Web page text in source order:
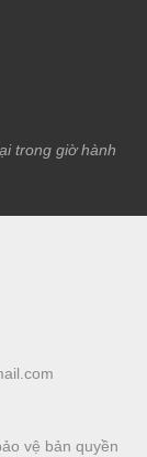
trong giờ hành
vệ bản quyền